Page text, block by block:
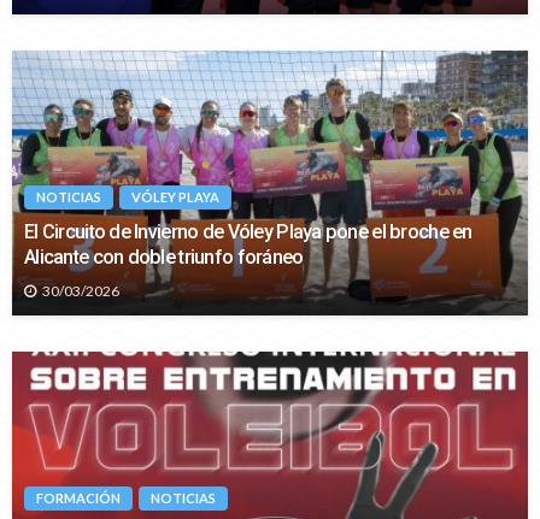
NOTICIAS VÓLEY PLAYA
El Circuito de Invierno de Vóley Playa pone el broche en
Alicante con doble triunfo foráneo
30/03/2026
FORMACIÓN NOTICIAS